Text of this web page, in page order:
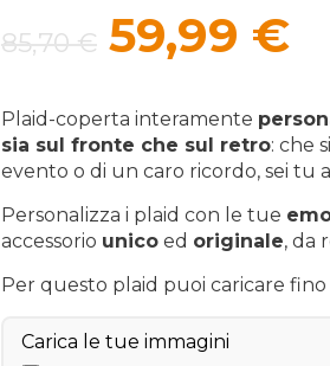
85,70€ Il
originale
era:
85,70 €.
59,99 €Il
è:
Plaid-coperta interamente
sia sul fronte che sul retro: che
evento o di un caro ricordo, sei tu
Personalizza i plaid con le tue
accessorio unicoed originale, da
Per questo plaid puoi caricare
Carica le tue immagini